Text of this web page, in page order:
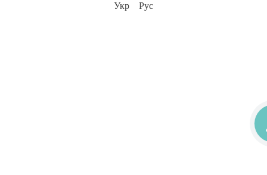
Укр Рус